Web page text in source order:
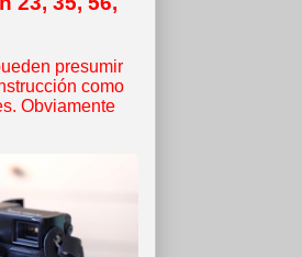
presumir
como
Obviamente